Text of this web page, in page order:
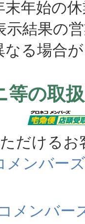
年始の
示結果の
る場合が
等の取
だけるお
メンバーズ
メンバー